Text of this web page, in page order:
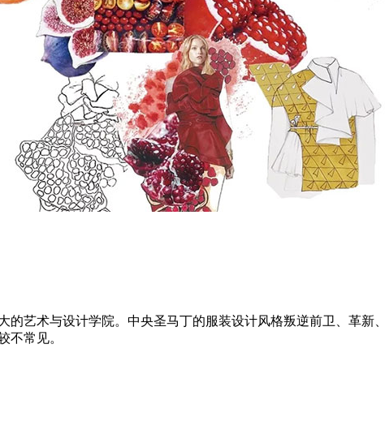
的艺术与设计学院。中央圣马丁的服装设计风格叛逆前卫、革新
不常见。